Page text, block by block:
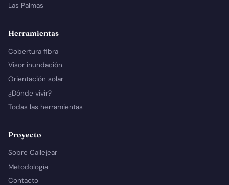
Las Palmas
Herramientas
Cobertura fibra
Visor inundación
Orientación solar
¿Dónde vivir?
Todas las herramientas
Proyecto
Sobre Callejear
Metodología
Contacto